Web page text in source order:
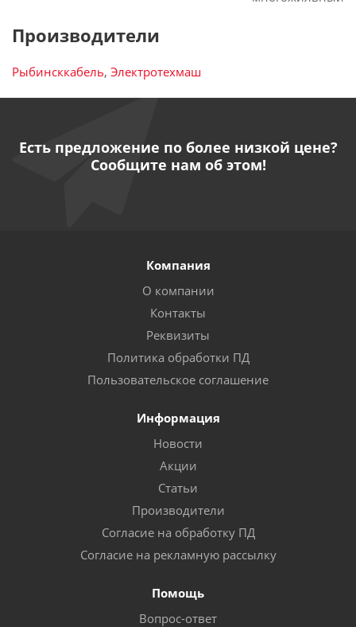
Производители
Рыбинсккабель, Электротехмаш
Есть предложение по более низкой цене?
Сообщите нам об этом!
Компания
О компании
Контакты
Реквизиты
Политика обработки ПД
Пользовательское соглашение
Информация
Новости
Акции
Статьи
Производители
Согласие на обработку ПД
Согласие на рекламную рассылку
Помощь
Вопрос-ответ